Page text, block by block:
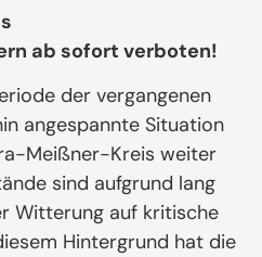
ab sofort verboten!
der vergangenen
angespannte Situation
Meißner-Kreis weiter
sind aufgrund lang
Witterung auf kritische
Hintergrund hat die